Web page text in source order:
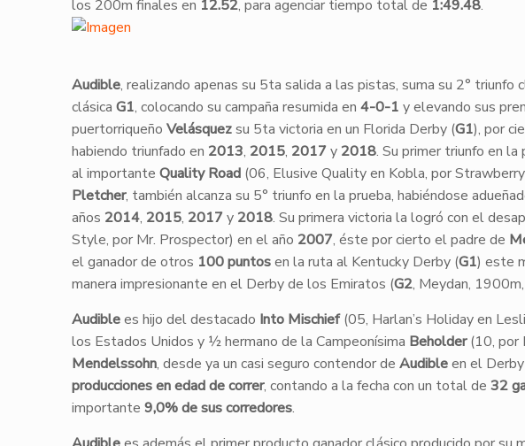
los 200m finales en 12.52, para agenciar tiempo total de 1:49.48.
Audible, realizando apenas su 5ta salida a las pistas, suma su 2° triunfo
clásica G1, colocando su campaña resumida en 4-0-1 y elevando sus
puertorriqueño Velásquezsu 5ta victoria en un Florida Derby (G1), por
habiendo triunfado en 2013, 2015, 2017 y 2018. Su primer triunfo en
al importante Quality Road(06, Elusive Quality en Kobla, por
Pletcher, también alcanza su 5° triunfo en la prueba, habiéndose
años 2014, 2015, 2017 y 2018. Su primera victoria la logró con el
Style, por Mr. Prospector) en el año 2007, éste por cierto el padre de
el ganador de otros 100 puntosen la ruta al Kentucky Derby (G1) este
manera impresionante en el Derby de los Emiratos (G2, Meydan, 1900m,
Audiblees hijo del destacado Into Mischief(05, Harlan’s Holiday en
los Estados Unidos y ½ hermano de la Campeonísima Beholder(10, por
Mendelssohn, desde ya un casi seguro contendor de Audibleen el
producciones en edad de correr, contando a la fecha con un total de 32
importante 9,0% de sus corredores.